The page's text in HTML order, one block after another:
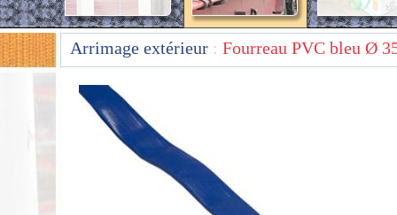
Arrimage extérieur: Fourreau PVC bleu Ø